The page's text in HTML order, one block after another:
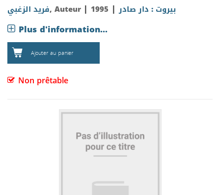
فريد الزغبي, Auteur | بيروت : دار صادر|
1995
Plus d'information...
Ajouter au panier
Non prêtable